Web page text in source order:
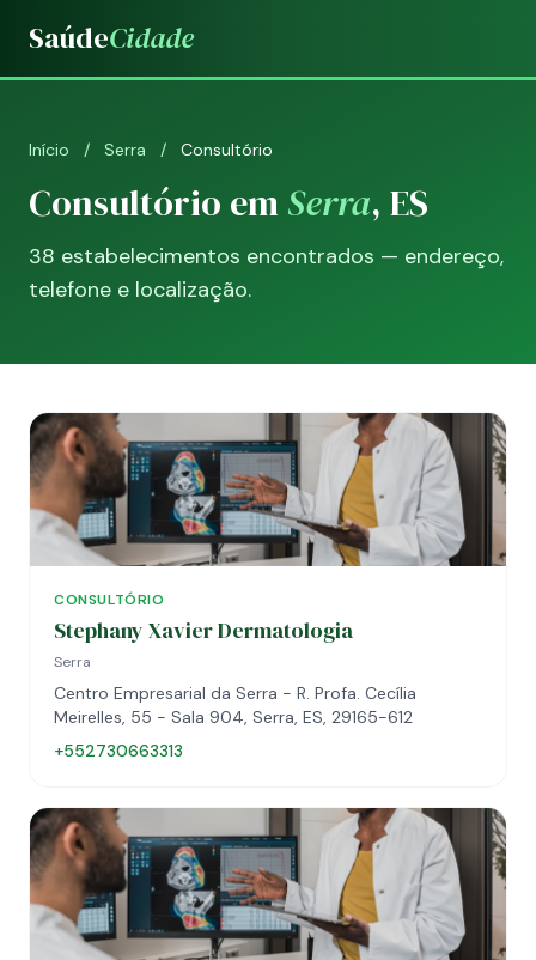
SaúdeCidade
Início / Serra / Consultório
Consultório emSerra, ES
38 estabelecimentos encontrados — endereço,
telefone e localização.
CONSULTÓRIO
Stephany Xavier Dermatologia
Serra
Centro Empresarial da Serra - R. Profa. Cecília
Meirelles, 55 - Sala 904, Serra, ES, 29165-612
+552730663313